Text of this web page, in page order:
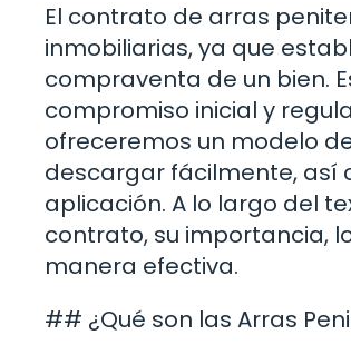
El contrato de arras
inmobiliarias, ya que
compraventa de un bien.
compromiso inicial y
ofreceremos un modelo
descargar fácilmente, así
aplicación. A lo largo del
contrato, su importancia,
manera efectiva.
## ¿Qué son las Arras